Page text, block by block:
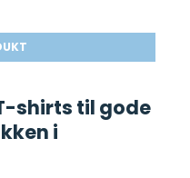
shirts til gode
i